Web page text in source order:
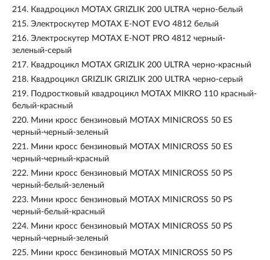
214. Квадроцикл MOTAX GRIZLIK 200 ULTRA черно-белый
215. Электроскутер MOTAX E-NOT EVO 4812 белый
216. Электроскутер MOTAX E-NOT PRO 4812 черный-
зеленый-серый
217. Квадроцикл MOTAX GRIZLIK 200 ULTRA черно-красный
218. Квадроцикл GRIZLIK GRIZLIK 200 ULTRA черно-серый
219.
Подростковый квадроцикл MOTAX MIKRO 110 красный-
белый-красный
220. Мини кросс бензиновый MOTAX MINICROSS 50 ES
черный-черный-зеленый
221. Мини кросс бензиновый MOTAX MINICROSS 50 ES
черный-черный-красный
222. Мини кросс бензиновый MOTAX MINICROSS 50 PS
черный-белый-зеленый
223. Мини кросс бензиновый MOTAX MINICROSS 50 PS
черный-белый-красный
224. Мини кросс бензиновый MOTAX MINICROSS 50 PS
черный-черный-зеленый
225. Мини кросс бензиновый MOTAX MINICROSS 50 PS